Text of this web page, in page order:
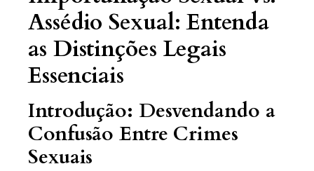
Assédio Sexual: Entenda
as Distinções Legais
Essenciais
Introdução: Desvendando a
Confusão Entre Crimes
Sexuais